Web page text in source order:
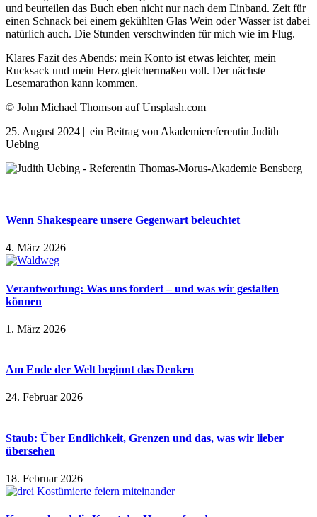
und beurteilen das Buch eben nicht nur nach dem Einband. Zeit für
einen Schnack bei einem gekühlten Glas Wein oder Wasser ist dabei
natürlich auch. Die Stunden verschwinden für mich wie im Flug.
Klares Fazit des Abends: mein Konto ist etwas leichter, mein
Rucksack und mein Herz gleichermaßen voll. Der nächste
Lesemarathon kann kommen.
© John Michael Thomson auf Unsplash.com
25. August 2024 || ein Beitrag von Akademiereferentin Judith
Uebing
Wenn Shakespeare unsere Gegenwart beleuchtet
4. März 2026
Verantwortung: Was uns fordert – und was wir gestalten
können
1. März 2026
Am Ende der Welt beginnt das Denken
24. Februar 2026
Staub: Über Endlichkeit, Grenzen und das, was wir lieber
übersehen
18. Februar 2026